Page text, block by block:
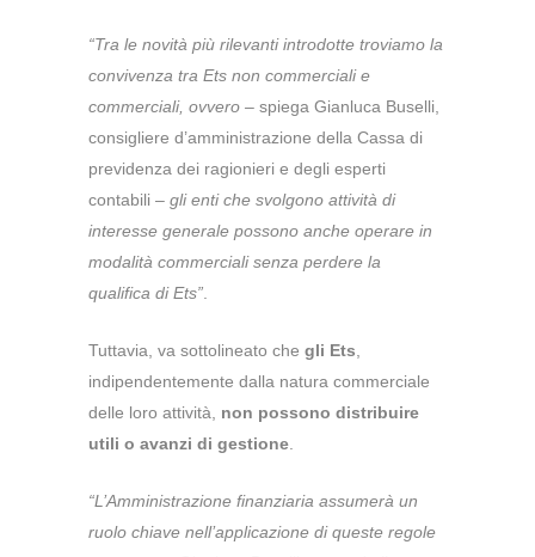
“Tra le novità più rilevanti introdotte troviamo la
convivenza tra Ets non commerciali e
commerciali, ovvero – spiega Gianluca Buselli,
consigliere d’amministrazione della Cassa di
previdenza dei ragionieri e degli esperti
contabili – gli enti che svolgono attività di
interesse generale possono anche operare in
modalità commerciali senza perdere la
qualifica di Ets”
Tuttavia, va sottolineato che gli Ets
indipendentemente dalla natura commerciale
delle loro attività, non possono distribuire
utili o avanzi di gestione
“L’Amministrazione finanziaria assumerà un
ruolo chiave nell’applicazione di queste regole